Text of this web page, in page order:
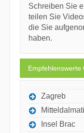
Schreiben Sie
teilen Sie
die Sie
haben.
Empfehlenswerte
Zagreb
Insel Brac